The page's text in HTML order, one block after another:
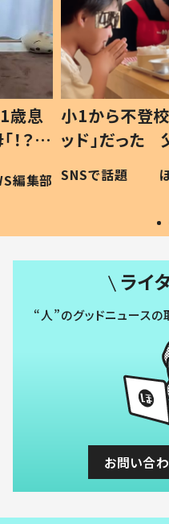
歳息
？」
編集部
小1から不登校
ッド」だった
作り続ける
#令和の子
SNSで話題
ライ
“人”のグッドニュースの
お問い合